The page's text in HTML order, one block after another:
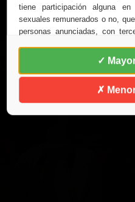
tiene participación alguna
sexuales remunerados o no,
personas anunciadas, con
se
PERSONAS y no realiza ni
y en todo caso, esto, es
y de quien la o lo contrata de
económica, ya que de forma
Travestis México la renta del
✓
✗